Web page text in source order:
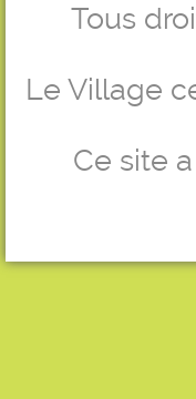
Tous
Le Village
Ce site